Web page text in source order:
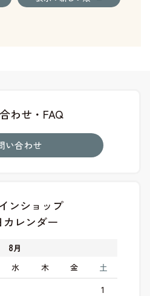
わせ・FAQ
い合わせ
ンショップ
カレンダー
8月
水 木 金 土
1